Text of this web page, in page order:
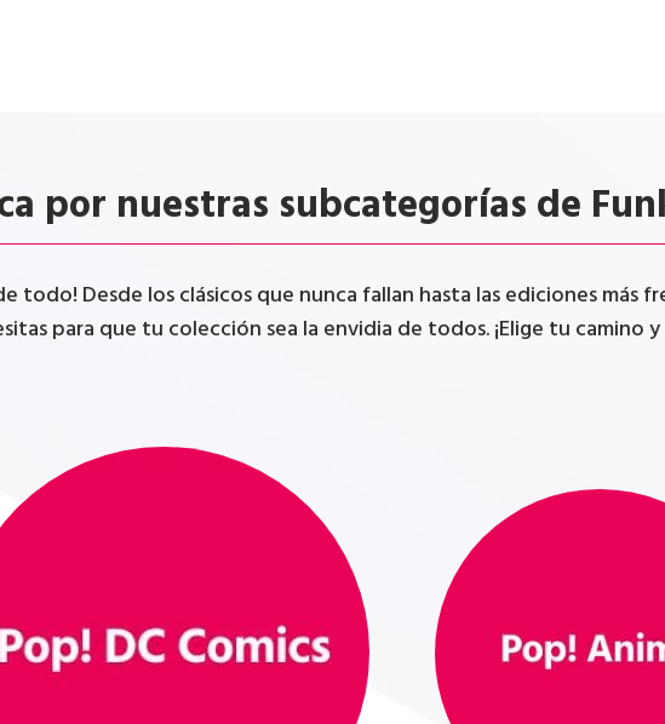
por nuestras subcategorías de
todo! Desde los clásicos que nunca fallan hasta las ediciones más
para que tu colección sea la envidia de todos. ¡Elige tu camino